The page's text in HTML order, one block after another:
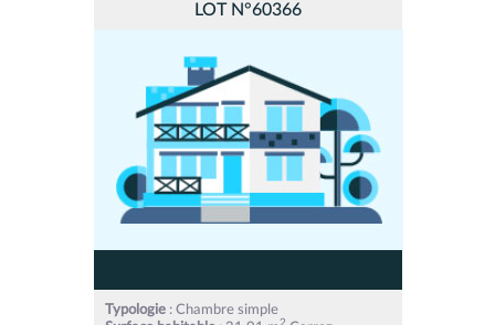
LOT N°60366
Typologie: Chambre simple